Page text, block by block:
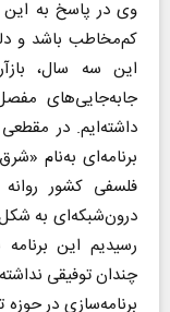
وی در پاسخ به این
کم‌مخاطب باشد و
این سه سال،
جابه‌جایی‌های
داشته‌ایم. در
برنامه‌ای به‌نام
فلسفی کشور روانه
درون‌شبکه‌ای به
رسیدیم این
چندان توفیقی
برنامه‌سازی در حوزه